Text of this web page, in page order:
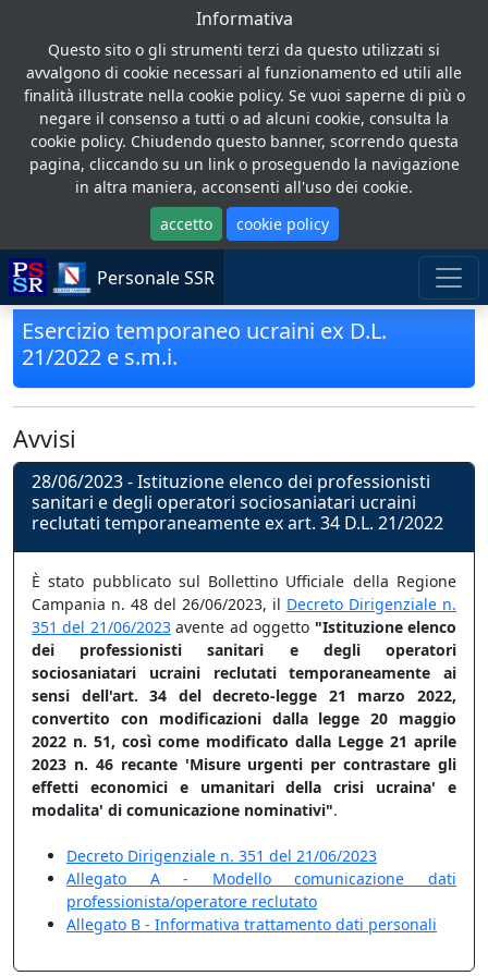
Informativa
Questo sito o gli strumenti terzi da questo utilizzati si
avvalgono di cookie necessari al funzionamento ed utili alle
finalità illustrate nella cookie policy. Se vuoi saperne di più o
negare il consenso a tutti o ad alcuni cookie, consulta la
cookie policy. Chiudendo questo banner, scorrendo questa
pagina, cliccando su un link o proseguendo la navigazione
in altra maniera, acconsenti all'uso dei cookie.
accetto
cookie policy
Personale SSR
Esercizio temporaneo ucraini ex D.L.
21/2022 e s.m.i.
Avvisi
28/06/2023 - Istituzione elenco dei professionisti
sanitari e degli operatori sociosaniatari ucraini
reclutati temporaneamente ex art. 34 D.L. 21/2022
È stato pubblicato sul Bollettino Ufficiale della Regione
Campania n. 48 del 26/06/2023, il Decreto Dirigenziale n.
351 del 21/06/2023avente ad oggetto "Istituzione elenco
dei professionisti sanitari e degli operatori
sociosaniatari ucraini reclutati temporaneamente ai
sensi dell'art. 34 del decreto-legge 21 marzo 2022,
convertito con modificazioni dalla legge 20 maggio
2022 n. 51, così come modificato dalla Legge 21 aprile
2023 n. 46 recante 'Misure urgenti per contrastare gli
effetti economici e umanitari della crisi ucraina' e
modalita' di comunicazione nominativi".
Decreto Dirigenziale n. 351 del 21/06/2023
Allegato A - Modello comunicazione dati
professionista/operatore reclutato
Allegato B - Informativa trattamento dati personali